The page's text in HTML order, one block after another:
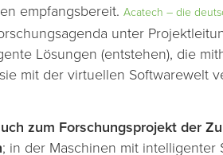
empfangsbereit. Acatech – die
unter
Lösungen (entstehen), die
mit der virtuellen Softwarewelt
zum Forschungsprojekt der
; in der Maschinen mit intelligenter